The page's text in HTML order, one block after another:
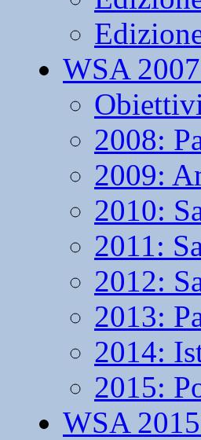
WSA
2008:
2009:
2010:
2011:
2012:
2013:
2014:
2015:
WSA